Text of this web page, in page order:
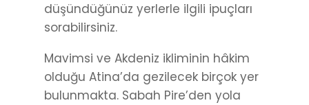
düşündüğünüz yerlerle ilgili ipuçları
sorabilirsiniz.
Mavimsi ve Akdeniz ikliminin hâkim
olduğu Atina’da gezilecek birçok yer
bulunmakta. Sabah Pire’den yola